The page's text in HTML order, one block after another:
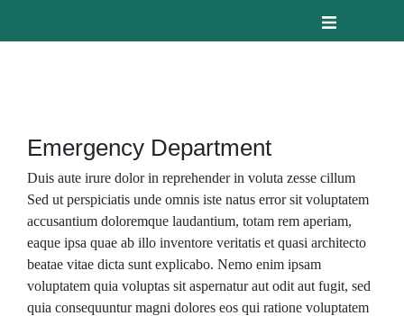
Emergency Department
Duis aute irure dolor in reprehender in voluta zesse cillum
Sed ut perspiciatis unde omnis iste natus error sit voluptatem
accusantium doloremque laudantium, totam rem aperiam,
eaque ipsa quae ab illo inventore veritatis et quasi architecto
beatae vitae dicta sunt explicabo. Nemo enim ipsam
voluptatem quia voluptas sit aspernatur aut odit aut fugit, sed
quia consequuntur magni dolores eos qui ratione voluptatem